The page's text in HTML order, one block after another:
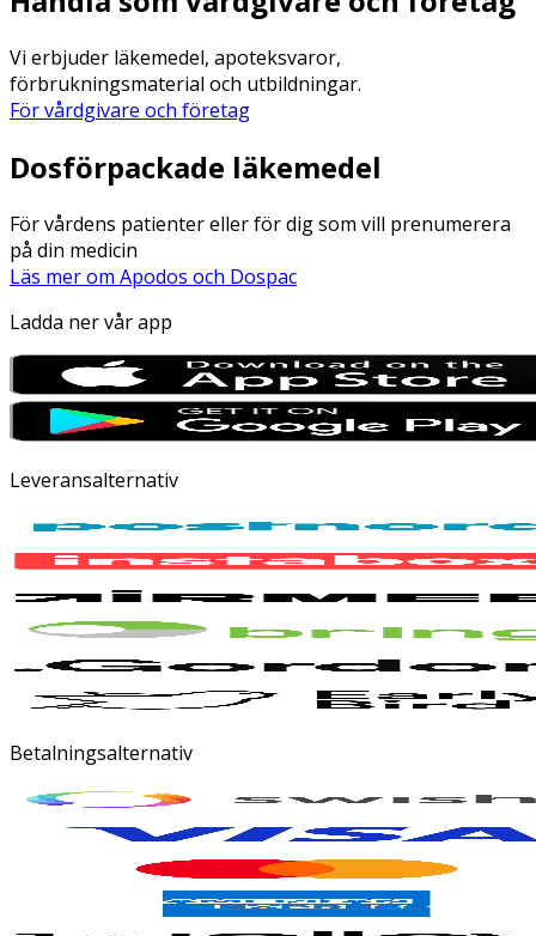
Vi erbjuder läkemedel, apoteksvaror,
förbrukningsmaterial och utbildningar.
För vårdgivare och företag
Dosförpackade läkemedel
För vårdens patienter eller för dig som vill prenumerera
på din medicin
Läs mer om Apodos och Dospac
Ladda ner vår app
Leveransalternativ
Betalningsalternativ